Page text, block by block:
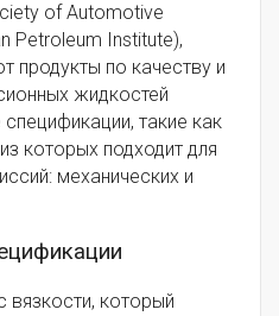
of Automotive
Petroleum Institute),
продукты по качеству и
жидкостей
такие как
которых подходит для
механических и
вязкости, который